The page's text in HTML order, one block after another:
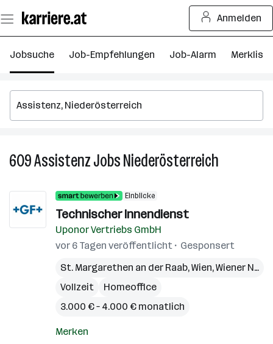
Seiteninhalt
springen
Anmelden
Jobsuche Job-Empfehlungen Job-Alarm Merkliste
609AssistenzJobsNiederösterreich
Einblicke
Technischer Innendienst
Uponor Vertriebs GmbH
vor 6 Tagen veröffentlicht
Gesponsert
St. Margarethen an der Raab,Wien,Wiener Neudorf
Vollzeit
Homeoffice
3.000 € – 4.000 € monatlich
Merken